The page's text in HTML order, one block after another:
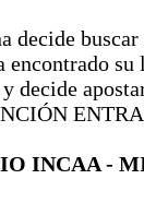
decide
encontrado
decide
INCAA -